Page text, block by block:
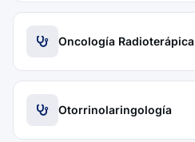
Oncología Radioterápica
Otorrinolaringología